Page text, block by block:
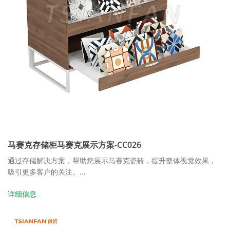
马赛克存储柜马赛克展示方案-CC026
通过存储解决方案，帮助您展示马赛克瓷砖，提升整体视觉效果，
吸引更多客户的关注。...
详细信息